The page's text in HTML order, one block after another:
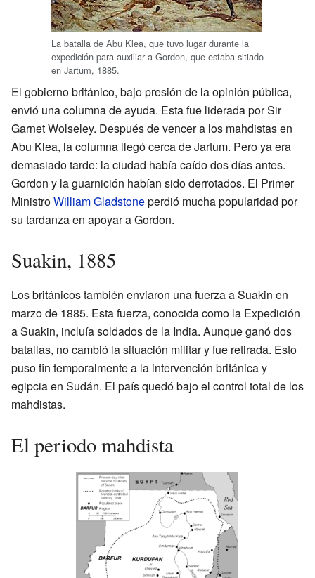
La batalla de Abu Klea, que tuvo lugar durante la
expedición para auxiliar a Gordon, que estaba sitiado
en Jartum, 1885.
El gobierno británico, bajo presión de la opinión pública,
envió una columna de ayuda. Esta fue liderada por Sir
Garnet Wolseley. Después de vencer a los mahdistas en
Abu Klea, la columna llegó cerca de Jartum. Pero ya era
demasiado tarde: la ciudad había caído dos días antes.
Gordon y la guarnición habían sido derrotados. El Primer
MinistroWilliam Gladstoneperdió mucha popularidad por
su tardanza en apoyar a Gordon.
Suakin, 1885
Los británicos también enviaron una fuerza a Suakin en
marzo de 1885. Esta fuerza, conocida como la Expedición
a Suakin, incluía soldados de la India. Aunque ganó dos
batallas, no cambió la situación militar y fue retirada. Esto
puso fin temporalmente a la intervención británica y
egipcia en Sudán. El país quedó bajo el control total de los
mahdistas.
El periodo mahdista